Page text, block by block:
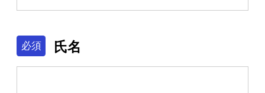
IRライブラリー
必須 氏名